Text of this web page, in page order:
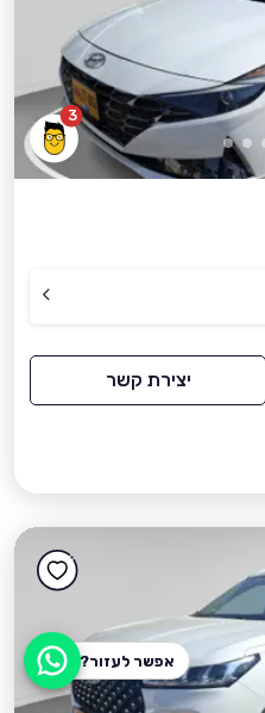
3
יצירת קשר
אפשר לעזור?